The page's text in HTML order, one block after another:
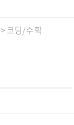
> 코딩/수학